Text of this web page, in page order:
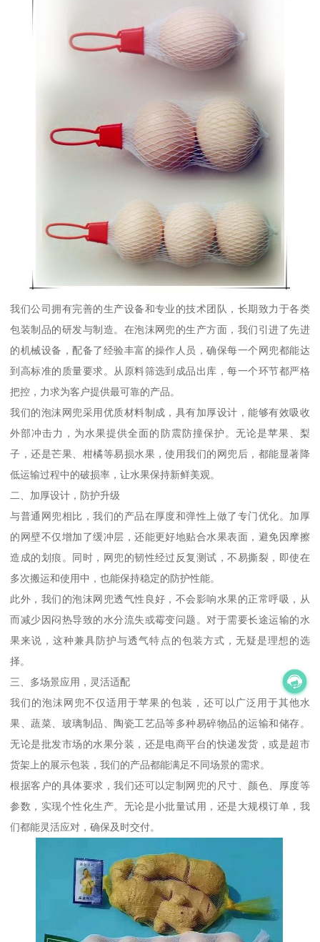
我们公司拥有完善的生产设备和专业的技术团队，长期致力于各类
包装制品的研发与制造。在泡沫网兜的生产方面，我们引进了先进
的机械设备，配备了经验丰富的操作人员，确保每一个网兜都能达
到高标准的质量要求。从原料筛选到成品出库，每一个环节都严格
把控，力求为客户提供最可靠的产品。
我们的泡沫网兜采用优质材料制成，具有加厚设计，能够有效吸收
外部冲击力，为水果提供全面的防震防撞保护。无论是苹果、梨
子，还是芒果、柑橘等易损水果，使用我们的网兜后，都能显著降
低运输过程中的破损率，让水果保持新鲜美观。
二、加厚设计，防护升级
与普通网兜相比，我们的产品在厚度和弹性上做了专门优化。加厚
的网壁不仅增加了缓冲层，还能更好地贴合水果表面，避免因摩擦
造成的划痕。同时，网兜的韧性经过反复测试，不易撕裂，即使在
多次搬运和使用中，也能保持稳定的防护性能。
此外，我们的泡沫网兜透气性良好，不会影响水果的正常呼吸，从
而减少因闷热导致的水分流失或霉变问题。对于需要长途运输的水
果来说，这种兼具防护与透气特点的包装方式，无疑是理想的选
择。
三、多场景应用，灵活适配
我们的泡沫网兜不仅适用于苹果的包装，还可以广泛用于其他水
果、蔬菜、玻璃制品、陶瓷工艺品等多种易碎物品的运输和储存。
无论是批发市场的水果分装，还是电商平台的快递发货，或是超市
货架上的展示包装，我们的产品都能满足不同场景的需求。
根据客户的具体要求，我们还可以定制网兜的尺寸、颜色、厚度等
参数，实现个性化生产。无论是小批量试用，还是大规模订单，我
们都能灵活应对，确保及时交付。